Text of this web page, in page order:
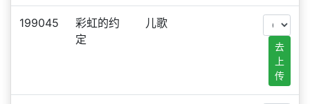
199045
彩虹的约
定
儿歌
去
上
传